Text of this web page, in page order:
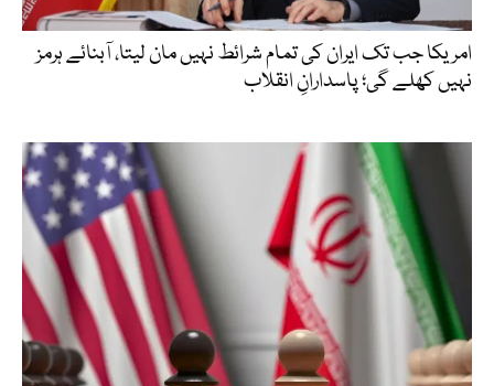
امریکا جب تک ایران کی تمام شرائط نہیں مان لیتا، آبنائے ہرمز
نہیں کھلے گی؛ پاسدارانِ انقلاب